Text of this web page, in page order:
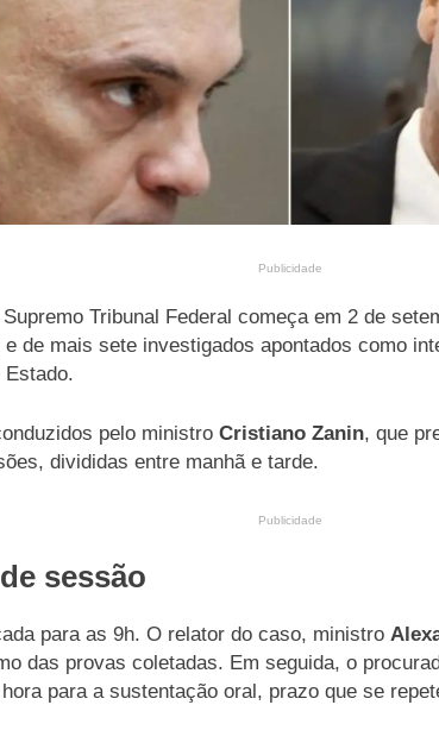
Publicidade
Tribunal Federal começa em 2 de
e de mais sete investigados apontados como
Estado.
pelo ministro Cristiano Zanin, que
divididas entre manhã e tarde.
Publicidade
sessão
para as 9h. O relator do caso, ministro
das provas coletadas. Em seguida, o
para a sustentação oral, prazo que se